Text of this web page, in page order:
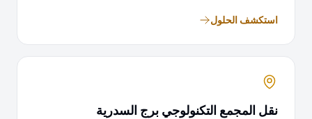
استكشف الحلول
نقل المجمع التكنولوجي برج السدرية